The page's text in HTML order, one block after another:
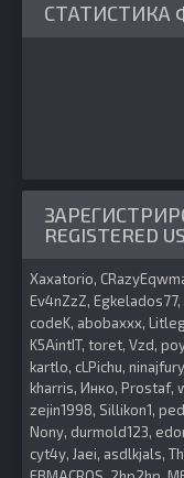
СТАТИСТИКА
REGISTERED
Xaxatorio
Ev4nZzZ Egkelados77
codeK abobaxxx
K5AintIT toret Vzd
kartlo cLPichu ninajfury
kharris Инко Prostaf
zejin1998 Sillikon1
Nony durmold123
cyt4y Jaei asdlkjals